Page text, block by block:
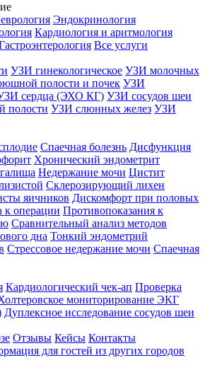
Эндокринология
Кардиология и аритмология
Все услуги
УЗИ гинекологическое УЗИ молочных
полости и почек УЗИ
сердца (ЭХО КГ) УЗИ сосудов шеи
полости УЗИ слюнных желез УЗИ
Спаечная болезнь Дисфункция
Хронический эндометрит
Недержание мочи Цистит
Склерозирующий лихен
яичников Дискомфорт при половых
к операции Противопоказания к
Сравнительный анализ методов
дна Тонкий эндометрий
Стрессовое недержание мочи Спаечная
Кардиологический чек-ап Проверка
мониторирование ЭКГ
Дуплексное исследование сосудов шеи
Отзывы Кейсы Контакты
для гостей из других городов